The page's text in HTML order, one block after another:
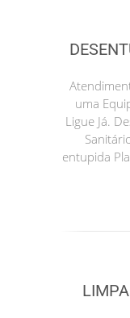
uma
Ligue Já.
entupida